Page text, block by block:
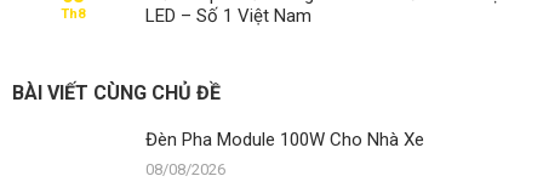
Th8
LED – Số 1 Việt Nam
BÀI VIẾT CÙNG CHỦ ĐỀ
Đèn Pha Module 100W Cho Nhà Xe
08/08/2026